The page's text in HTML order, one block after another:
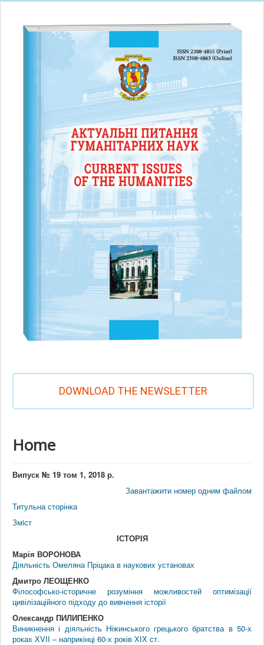
DOWNLOAD THE NEWSLETTER
Home
Випуск № 19 том 1, 2018 р.
Завантажити номер одним файлом
Титульна сторінка
Змiст
IСТОРIЯ
Марія ВОРОНОВА
Діяльність Омеляна Пріцака в наукових установах
Дмитро ЛЕОЩЕНКО
Філософсько-історичне розуміння можливостей оптимізації
цивілізаційного підходу до вивчення історії
Олександр ПИЛИПЕНКО
Виникнення і діяльність Ніжинського грецького братства в 50-х
роках ХVІІ – наприкінці 60-х років ХІХ ст.